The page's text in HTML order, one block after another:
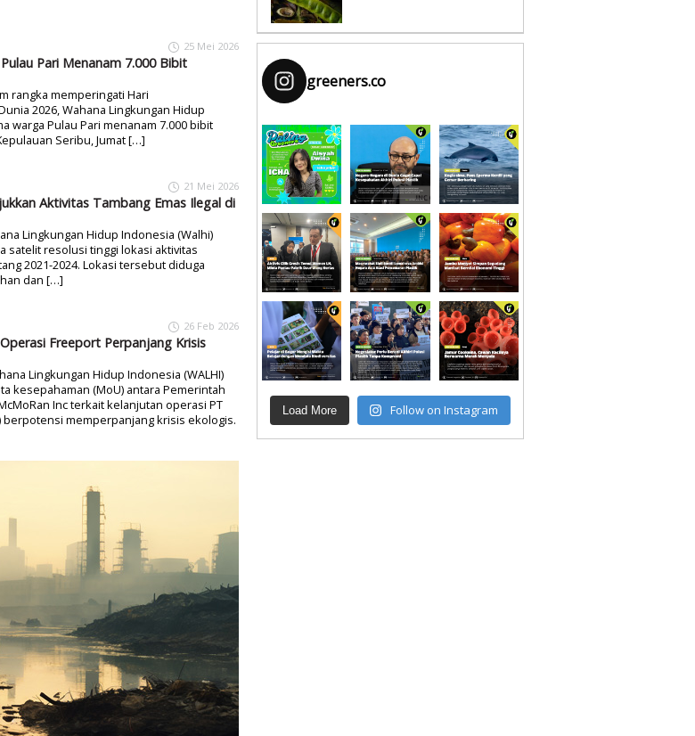
25 Mei 2026
Pari Menanam 7.000 Bibit
rangka memperingati Hari
2026, Wahana Lingkungan Hidup
warga Pulau Pari menanam 7.000 bibit
Seribu, Jumat […]
21 Mei 2026
Aktivitas Tambang Emas Ilegal di
Lingkungan Hidup Indonesia (Walhi)
satelit resolusi tinggi lokasi aktivitas
2021-2024. Lokasi tersebut diduga
dan […]
26 Feb 2026
Freeport Perpanjang Krisis
Lingkungan Hidup Indonesia (WALHI)
kesepahaman (MoU) antara Pemerintah
Inc terkait kelanjutan operasi PT
berpotensi memperpanjang krisis ekologis.
greeners.co
Load More Follow on Instagram